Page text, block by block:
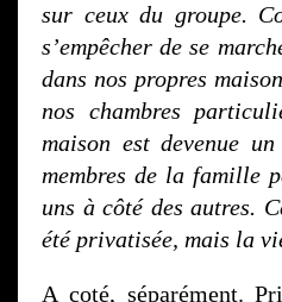
sur ceux du groupe.
s’empêcher de se
dans nos propres
nos chambres
maison est devenue
membres de la famille
uns à côté des autres.
été privatisée, mais la
A coté, séparément.